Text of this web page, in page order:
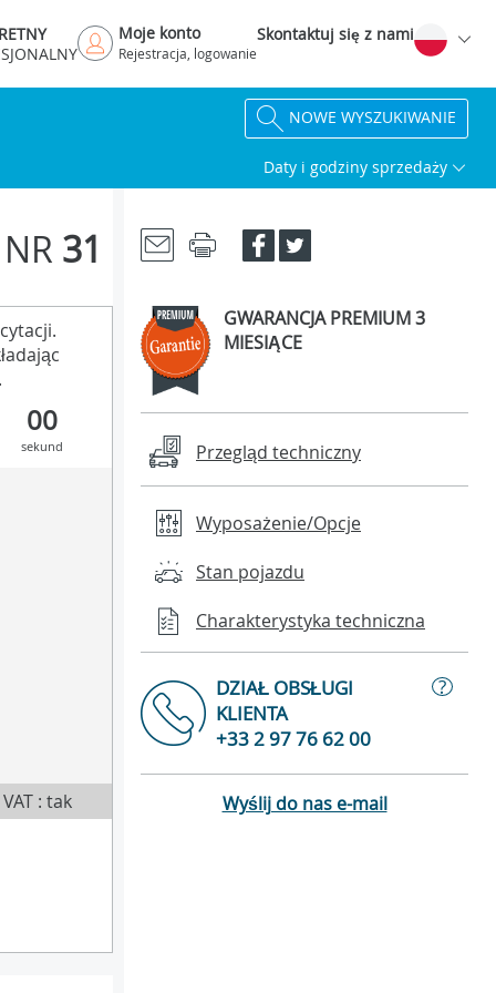
Moje konto
Rejestracja, logowanie
Skontaktuj się z nami
NOWE WYSZUKIWANIE
Daty i godziny sprzedaży
NR 31
00
sekund
VAT : tak
GWARANCJA PREMIUM 3
MIESIĄCE
Przegląd techniczny
Wyposażenie/Opcje
Stan pojazdu
Charakterystyka techniczna
DZIAŁ OBSŁUGI
KLIENTA
?
+33 2 97 76 62 00
Wyślij do nas e-mail